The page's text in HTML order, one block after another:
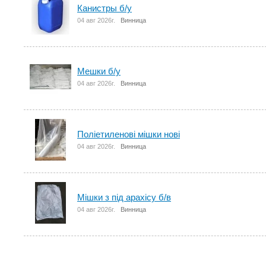
Канистры б/у
04 авг 2026г. Винница
Мешки б/у
04 авг 2026г. Винница
Поліетиленові мішки нові
04 авг 2026г. Винница
Мішки з під арахісу б/в
04 авг 2026г. Винница